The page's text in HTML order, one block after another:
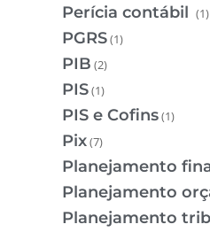
Perícia contábil (1)
PGRS(1)
PIB (2)
PIS(1)
PIS e Cofins(1)
Pix(7)
Planejamento
Planejamento
Planejamento